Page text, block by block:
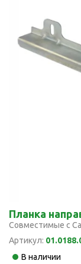
Планка
Совместимые с
Артикул:
В наличии